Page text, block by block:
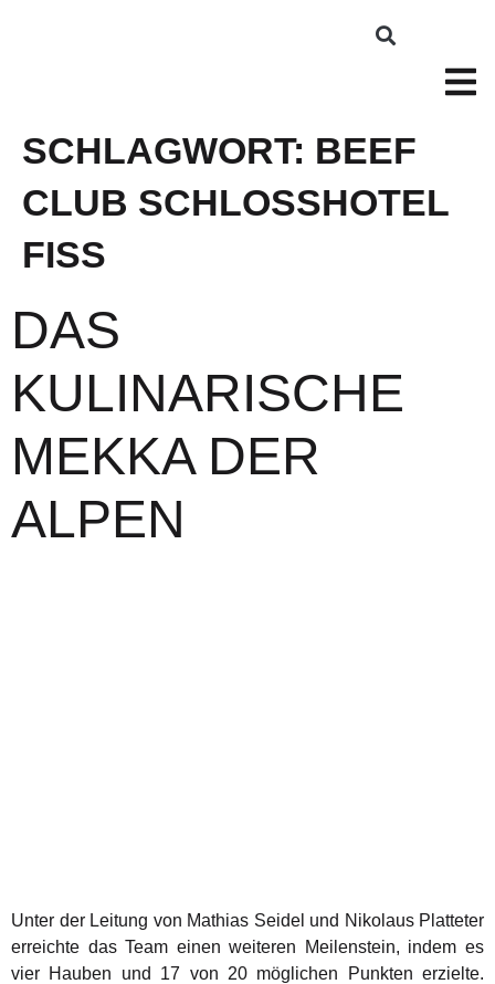
SCHLAGWORT: BEEF
CLUB SCHLOSSHOTEL
FISS
DAS
KULINARISCHE
MEKKA DER
ALPEN
Unter der Leitung von Mathias Seidel und Nikolaus Platteter
erreichte das Team einen weiteren Meilenstein, indem es
vier Hauben und 17 von 20 möglichen Punkten erzielte.